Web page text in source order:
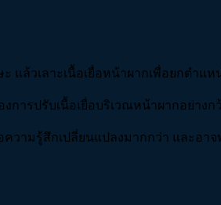
แล้วเลาะเนื้อเยื่อหน้าผากเพื่อยกตำแ
ารปรับเนื้อเยื่อบริเวณหน้าผากอย่างก
ามรู้สึกเปลี่ยนแปลงมากกว่า และอา